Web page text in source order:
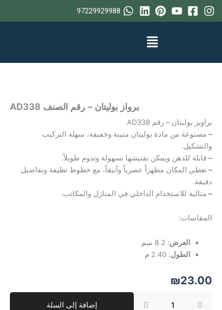
تخطي
إلى
97229929988
برواز بوليتان – رقم الصنف AD338
براويز بوليتان – رقم AD338
– مصنوعة من مادة بوليتان متينة وخفيفة، سهلة التركيب
والتشكيل.
– قابلة للدهن ويمكن تفنيشها بسهولة وتدوم طويلاً.
– تعطي المكان مظهراً عصرياً وأنيقاً، مع خطوط نظيفة وتفاصيل
دقيقة.
– مثالية للاستخدام الداخلي في المنازل والمكاتب.
المقاسات:
العرض: 8.2 سم
الطول: 2.40 م
₪23.00
برواز
إضافة إلى السلة